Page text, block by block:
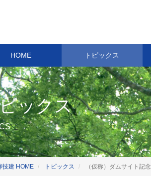
HOME トピックス
ックス
技建 HOME トピックス （仮称）ダムサイト記